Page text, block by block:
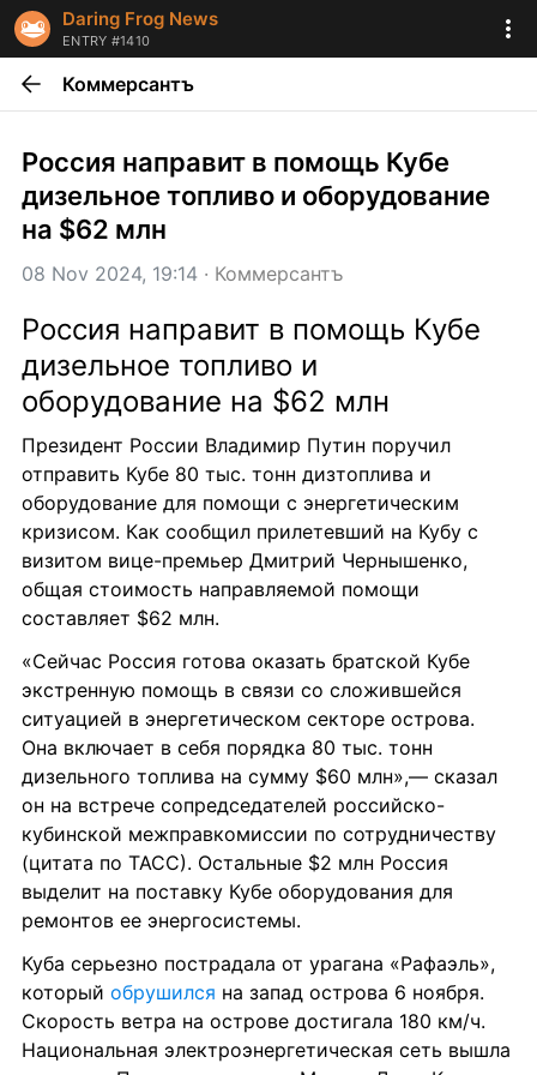
Daring Frog News
ENTRY #1410
Коммерсантъ
Россия направит в помощь Кубе
дизельное топливо и оборудование
на $62 млн
08 Nov 2024, 19:14 · Коммерсантъ
Россия направит в помощь Кубе
дизельное топливо и
оборудование на $62 млн
Президент России Владимир Путин поручил
отправить Кубе 80 тыс. тонн дизтоплива и
оборудование для помощи с энергетическим
кризисом. Как сообщил прилетевший на Кубу с
визитом вице-премьер Дмитрий Чернышенко,
общая стоимость направляемой помощи
составляет $62 млн.
«Сейчас Россия готова оказать братской Кубе
экстренную помощь в связи со сложившейся
ситуацией в энергетическом секторе острова.
Она включает в себя порядка 80 тыс. тонн
дизельного топлива на сумму $60 млн»,— сказал
он на встрече сопредседателей российско-
кубинской межправкомиссии по сотрудничеству
(цитата по ТАСС). Остальные $2 млн Россия
выделит на поставку Кубе оборудования для
ремонтов ее энергосистемы.
Куба серьезно пострадала от урагана «Рафаэль»,
который обрушился на запад острова 6 ноября.
Скорость ветра на острове достигала 180 км/ч.
Национальная электроэнергетическая сеть вышла